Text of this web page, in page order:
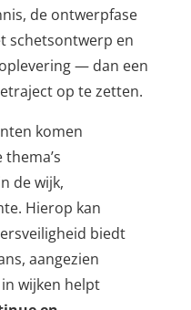
de ontwerpfase
schetsontwerp en
— dan een
op te zetten.
komen
de wijk,
Hierop kan
biedt
aangezien
wijken helpt